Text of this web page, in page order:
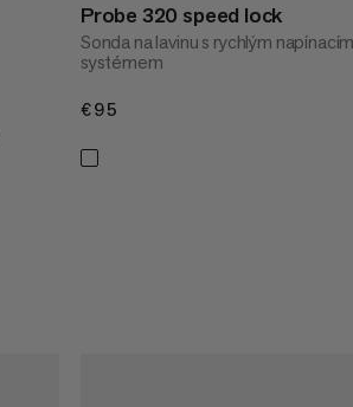
Probe 320 speed lock
Sonda na lavinu s rychlým napínacím
systémem
€95